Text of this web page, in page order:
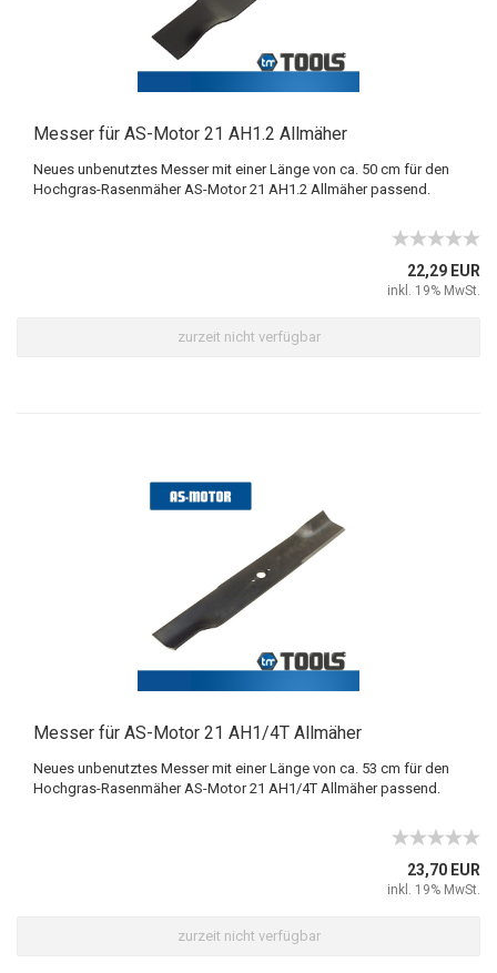
Messer für AS-Motor 21 AH1.2 Allmäher
Neues unbenutztes Messer mit einer Länge von ca. 50 cm für den
Hochgras-Rasenmäher AS-Motor 21 AH1.2 Allmäher passend.
22,29 EUR
inkl. 19% MwSt.
zurzeit nicht verfügbar
Messer für AS-Motor 21 AH1/4T Allmäher
Neues unbenutztes Messer mit einer Länge von ca. 53 cm für den
Hochgras-Rasenmäher AS-Motor 21 AH1/4T Allmäher passend.
23,70 EUR
inkl. 19% MwSt.
zurzeit nicht verfügbar